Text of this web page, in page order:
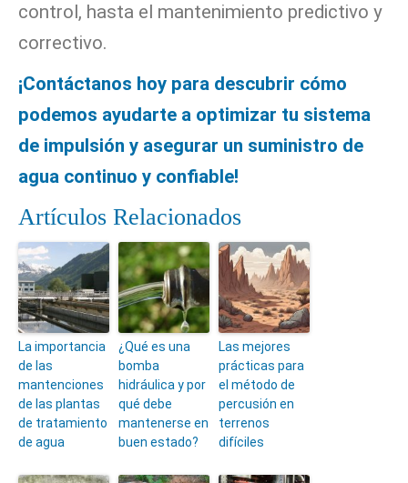
control, hasta el mantenimiento predictivo y
correctivo.
¡Contáctanos hoy para descubrir cómo
podemos ayudarte a optimizar tu sistema
de impulsión y asegurar un suministro de
agua continuo y confiable!
Artículos Relacionados
La importancia
de las
mantenciones
de las plantas
de tratamiento
de agua
¿Qué es una
bomba
hidráulica y por
qué debe
mantenerse en
buen estado?
Las mejores
prácticas para
el método de
percusión en
terrenos
difíciles